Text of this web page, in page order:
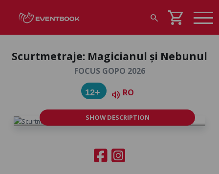
search shopping_cart
Scurtmetraje: Magicianul și Nebunul
FOCUS GOPO 2026
12+ volume_up RO
SHOW DESCRIPTION